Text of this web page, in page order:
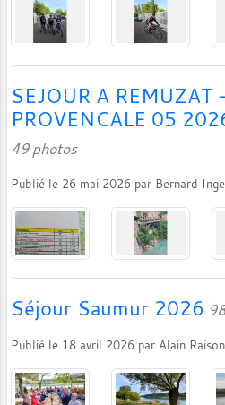
SEJOUR A REMUZAT
PROVENCALE 05
49 photos
Publié le 26 mai 2026 par Bernard
Séjour Saumur 2026
Publié le 18 avril 2026 par Alain Raison